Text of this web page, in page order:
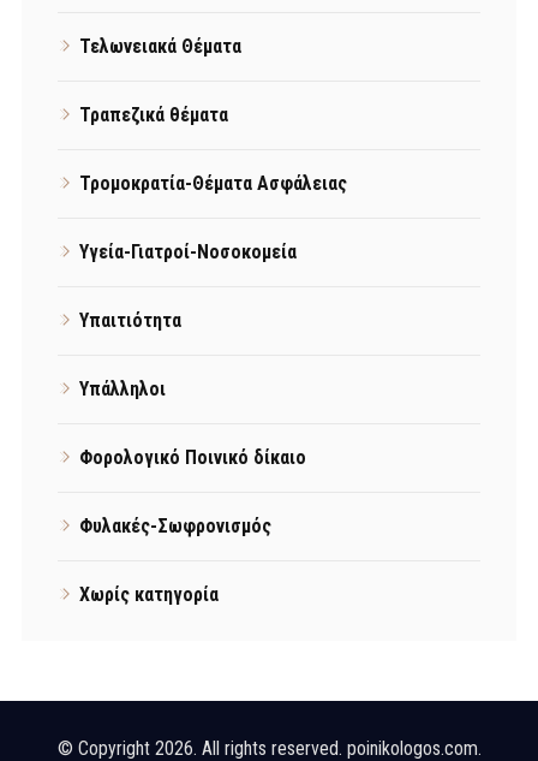
Τελωνειακά Θέματα
Τραπεζικά θέματα
Τρομοκρατία-Θέματα Ασφάλειας
Υγεία-Γιατροί-Νοσοκομεία
Υπαιτιότητα
Υπάλληλοι
Φορολογικό Ποινικό δίκαιο
Φυλακές-Σωφρονισμός
Χωρίς κατηγορία
© Copyright 2026. All rights reserved. poinikologos.com.